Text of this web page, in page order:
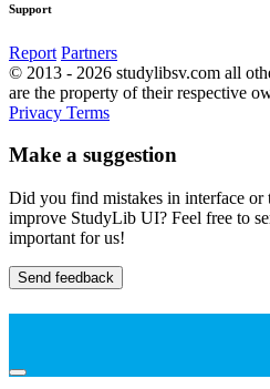
Support
Report Partners
© 2013 - 2026 studylibsv.com all
are the property of their respective
Privacy Terms
Make a suggestion
Did you find mistakes in interface
improve StudyLib UI? Feel free to
important for us!
Send feedback